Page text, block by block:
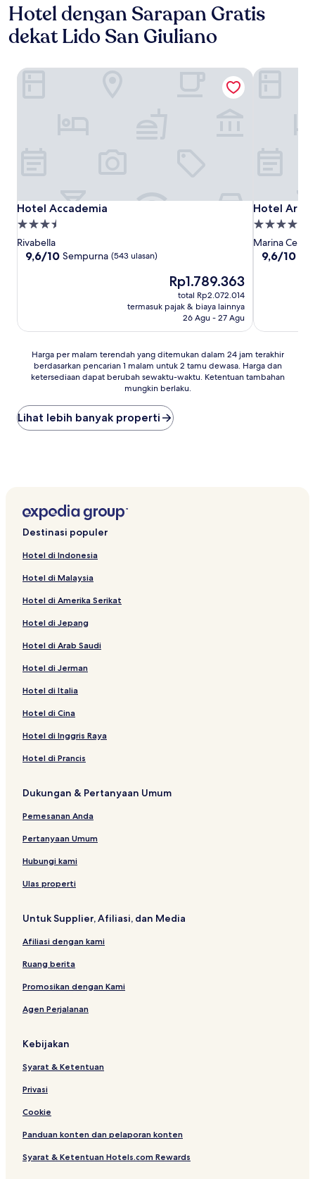
Hotel dengan Sarapan Gratis
dekat Lido San Giuliano
Hotel Accademia
Hotel Accademia
Properti
bintang
3.5
Rivabella
9.6
9,6/10 Sempurna (543 ulasan)
Harga
sekarang
Rp1.789.363
Rp1.789.363
total Rp2.072.014
termasuk pajak & biaya lainnya
26 Agu - 27 Agu
Hotel Accademia
Hotel Aria
Hotel Aria
Properti
bintang
4.5
Marina Centro
9.6
9,6/10
Hotel Aria
Harga
malam
yang
ditemukan
dalam
malam
untuk
tamu
Harga
dan
ketersediaan
dapat
sewaktu-
Ketentuan
mungkin
berlaku.
Harga per malam terendah yang ditemukan dalam 24 jam terakhir
berdasarkan pencarian 1 malam untuk 2 tamu dewasa. Harga dan
ketersediaan dapat berubah sewaktu-waktu. Ketentuan tambahan
mungkin berlaku.
Lihat lebih banyak properti
Destinasi populer
Hotel di Indonesia
Hotel di Malaysia
Hotel di Amerika Serikat
Hotel di Jepang
Hotel di Arab Saudi
Hotel di Jerman
Hotel di Italia
Hotel di Cina
Hotel di Inggris Raya
Hotel di Prancis
Dukungan & Pertanyaan Umum
Pemesanan Anda
Pertanyaan Umum
Hubungi kami
Ulas properti
Untuk Supplier, Afiliasi, dan Media
Afiliasi dengan kami
Ruang berita
Promosikan dengan Kami
Agen Perjalanan
Kebijakan
Syarat & Ketentuan
Privasi
Cookie
Panduan konten dan pelaporan konten
Syarat & Ketentuan Hotels.com Rewards